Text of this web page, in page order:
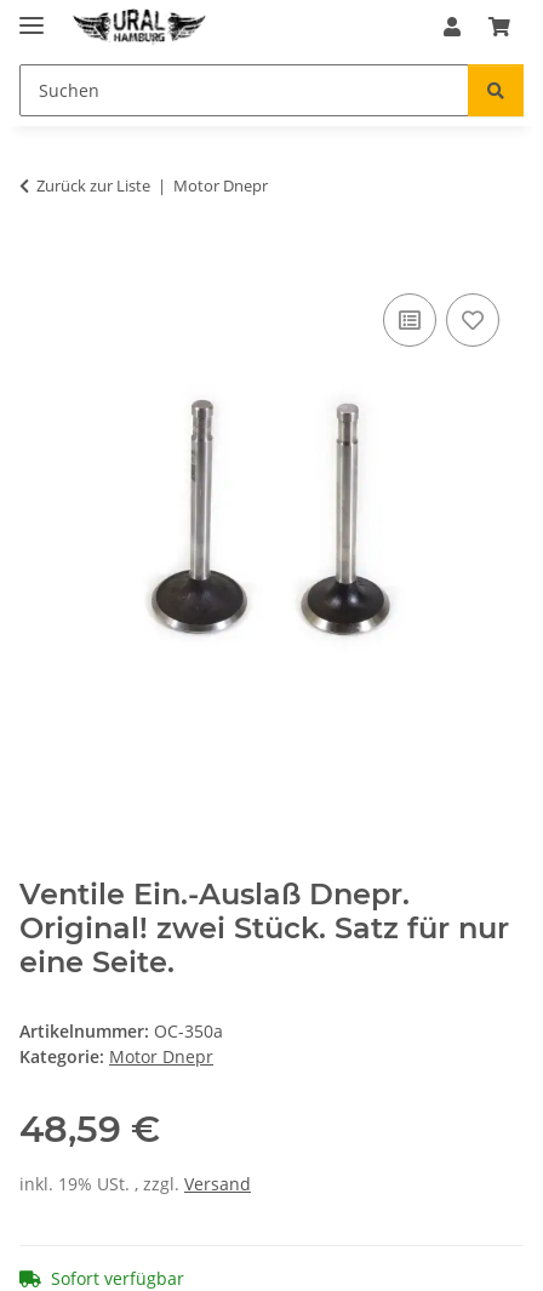
Zurück zur Liste Motor Dnepr
Ventile Ein.-Auslaß Dnepr.
Original! zwei Stück. Satz für nur
eine Seite.
Artikelnummer: OC-350a
Kategorie: Motor Dnepr
48,59 €
inkl. 19% USt. , zzgl. Versand
Sofort verfügbar